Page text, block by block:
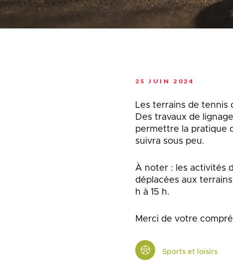
Sécurité incendie
Programmation estivale
Quartier 50+
Services aux organismes
Planification stratégique
Politiques municipales
25 JUIN 2024
Les terrains de tennis
Des travaux de
permettre la pratique
suivra sous peu.
À noter : les activités
déplacées aux
h à 15 h.
Merci de votre
Sports et loisirs